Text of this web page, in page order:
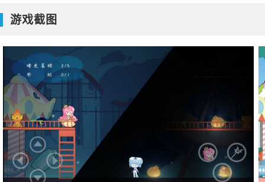
游戏截图